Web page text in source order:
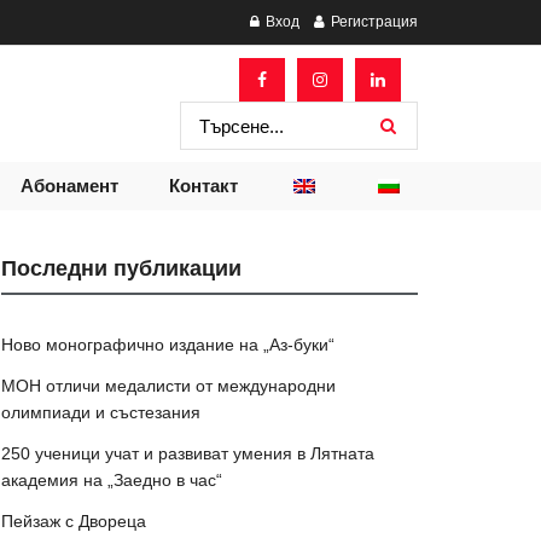
Вход Регистрация
Абонамент Контакт
Последни публикации
Ново монографично издание на „Аз-буки“
МОН отличи медалисти от международни
олимпиади и състезания
250 ученици учат и развиват умения в Лятната
академия на „Заедно в час“
Пейзаж с Двореца